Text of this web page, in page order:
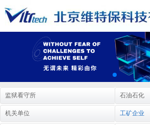
监狱看守所 石油石化
机关单位 工矿企业